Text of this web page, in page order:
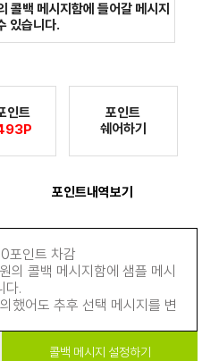
콜백 메시지함에 들어갈 메시지
있습니다.
인트
포인트
쉐어하기
포인트내역보기
포인트 차감
의 콜백 메시지함에 샘플 메시
다.
했어도 추후 선택 메시지를 변
콜백 메시지 설정하기